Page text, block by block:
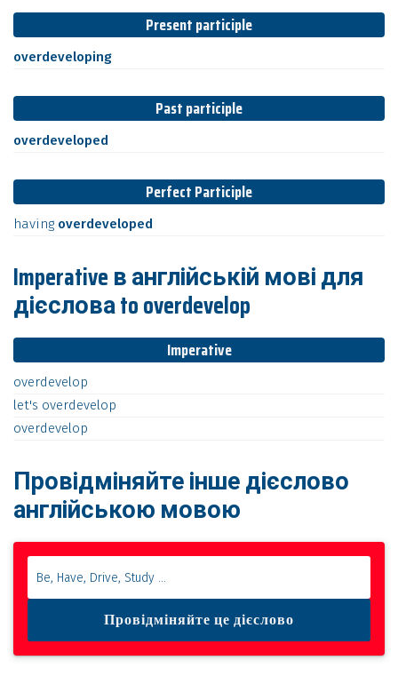
Present participle
overdeveloping
Past participle
overdeveloped
Perfect Participle
having overdeveloped
Imperative в англійській мові для
дієслова to overdevelop
Imperative
overdevelop
let's overdevelop
overdevelop
Провідміняйте інше дієслово
англійською мовою